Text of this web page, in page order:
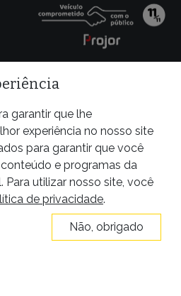
Site desenvolvido por
garantir que lhe
experiência no nosso site
para garantir que você
e programas da
utilizar nosso site, você
de privacidade.
Não, obrigado